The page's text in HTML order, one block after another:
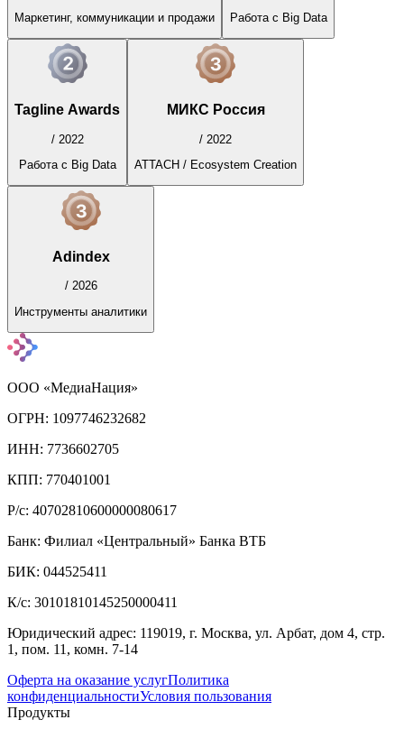
Маркетинг, коммуникации и продажи
Работа с Big Data
Tagline Awards
/ 2022
Работа с Big Data
МИКС Россия
/ 2022
ATTACH / Ecosystem Creation
Adindex
/ 2026
Инструменты аналитики
ООО «МедиаНация»
ОГРН: 1097746232682
ИНН: 7736602705
КПП: 770401001
Р/с: 40702810600000080617
Банк: Филиал «Центральный» Банка ВТБ
БИК: 044525411
К/с: 30101810145250000411
Юридический адрес: 119019, г. Москва, ул. Арбат, дом 4, стр.
1, пом. 11, комн. 7-14
Оферта на оказание услугПолитика
конфиденциальностиУсловия пользования
Продукты